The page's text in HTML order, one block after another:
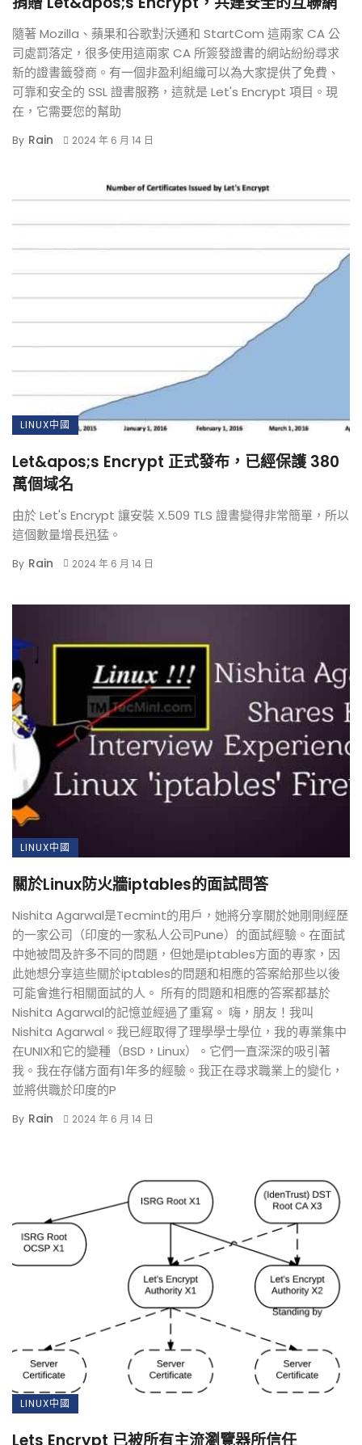
隨著 Mozilla、蘋果和谷歌對沃通和 StartCom 這兩家 CA 公
司處罰落定，很多使用這兩家 CA 所簽發證書的網站紛紛尋求
新的證書籤發商。有一個非盈利組織可以為大家提供了免費、
可靠和安全的 SSL 證書服務，這就是 Let's Encrypt 項目。現
在，它需要您的幫助
By Rain 2024 年 6 月 14 日
LINUX中國
Let&apos;s Encrypt 正式發布，已經保護 380
萬個域名
由於 Let's Encrypt 讓安裝 X.509 TLS 證書變得非常簡單，所以
這個數量增長迅猛。
By Rain 2024 年 6 月 14 日
LINUX中國
關於Linux防火牆iptables的面試問答
Nishita Agarwal是Tecmint的用戶，她將分享關於她剛剛經歷
的一家公司（印度的一家私人公司Pune）的面試經驗。在面試
中她被問及許多不同的問題，但她是iptables方面的專家，因
此她想分享這些關於iptables的問題和相應的答案給那些以後
可能會進行相關面試的人。 所有的問題和相應的答案都基於
Nishita Agarwal的記憶並經過了重寫。 嗨，朋友！我叫
Nishita Agarwal。我已經取得了理學學士學位，我的專業集中
在UNIX和它的變種（BSD，Linux）。它們一直深深的吸引著
我。我在存儲方面有1年多的經驗。我正在尋求職業上的變化，
並將供職於印度的P
By Rain 2024 年 6 月 14 日
LINUX中國
Lets Encrypt 已被所有主流瀏覽器所信任